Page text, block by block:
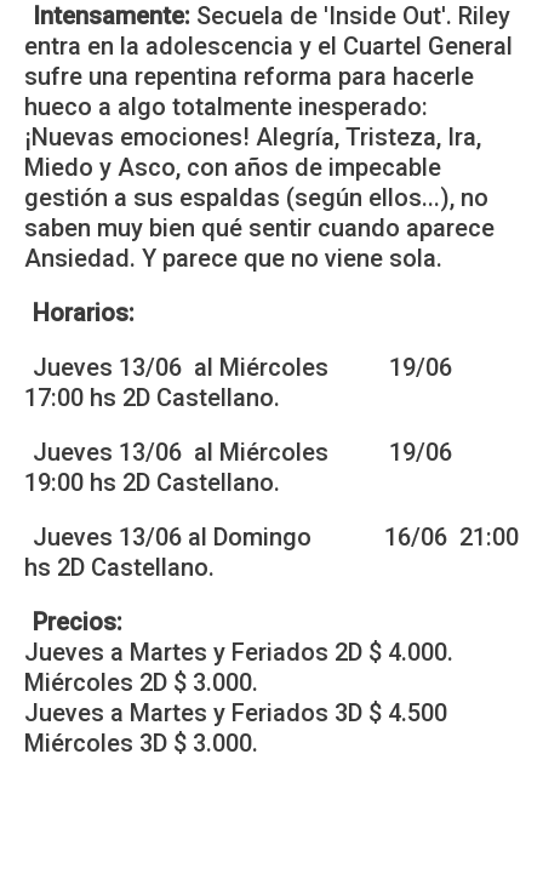
Intensamente: Secuela de 'Inside Out'. Riley
entra en la adolescencia y el Cuartel General
sufre una repentina reforma para hacerle
hueco a algo totalmente inesperado:
¡Nuevas emociones! Alegría, Tristeza, Ira,
Miedo y Asco, con años de impecable
gestión a sus espaldas (según ellos...), no
saben muy bien qué sentir cuando aparece
Ansiedad. Y parece que no viene sola.
Horarios:
Jueves 13/06 al Miércoles 19/06
17:00 hs 2D Castellano.
Jueves 13/06 al Miércoles 19/06
19:00 hs 2D Castellano.
Jueves 13/06 al Domingo 16/06 21:00
hs 2D Castellano.
Precios:
Jueves a Martes y Feriados 2D $ 4.000.
Miércoles 2D $ 3.000.
Jueves a Martes y Feriados 3D $ 4.500
Miércoles 3D $ 3.000.